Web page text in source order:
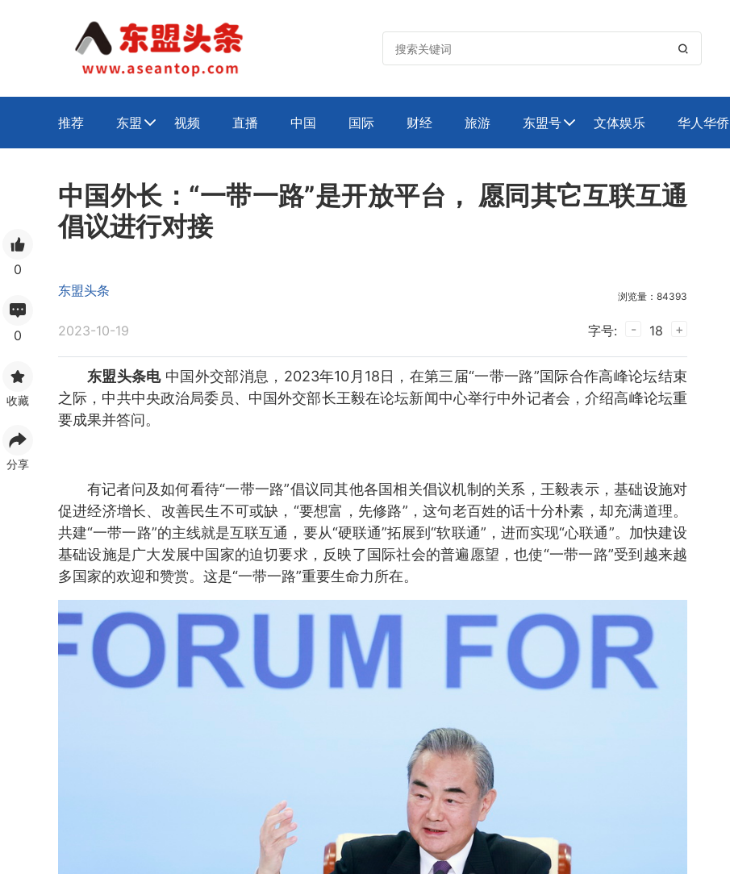

推荐 东盟  视频 直播 中国 国际 财经 旅游 东盟号 文体娱乐 华人华侨
0
0
收藏
分享
中国外长：“一带一路”是开放平台， 愿同其它互联互通
倡议进行对接
东盟头条 浏览量：84393
2023-10-19 字号: - 18 +
东盟头条电中国外交部消息，2023年10月18日，在第三届“一带一路”国际合作高峰论坛结束
之际，中共中央政治局委员、中国外交部长王毅在论坛新闻中心举行中外记者会，介绍高峰论坛重
要成果并答问。
有记者问及如何看待“一带一路”倡议同其他各国相关倡议机制的关系，王毅表示，基础设施对
促进经济增长、改善民生不可或缺，“要想富，先修路”，这句老百姓的话十分朴素，却充满道理。
共建“一带一路”的主线就是互联互通，要从“硬联通”拓展到“软联通”，进而实现“心联通”。加快建设
基础设施是广大发展中国家的迫切要求，反映了国际社会的普遍愿望，也使“一带一路”受到越来越
多国家的欢迎和赞赏。这是“一带一路”重要生命力所在。